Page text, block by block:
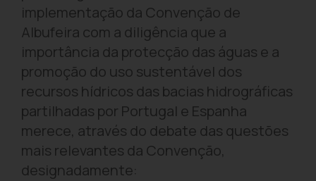
implementação da Convenção de
Albufeira com a diligência que a
importância da protecção das águas e a
promoção do uso sustentável dos
recursos hídricos das bacias hidrográficas
partilhadas por Portugal e Espanha
merece, através do debate das questões
mais relevantes da Convenção,
designadamente: